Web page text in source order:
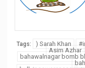
Tags: ) Sarah Khan
Asim Azhar
bahawalnagar bomb